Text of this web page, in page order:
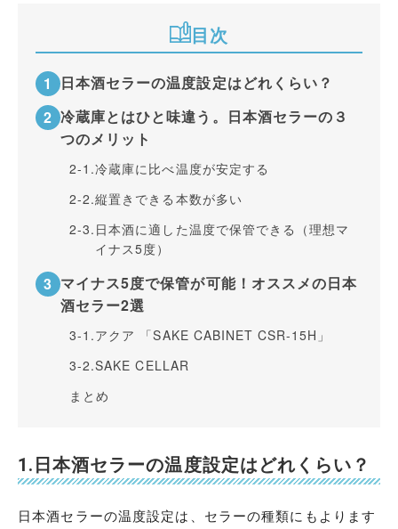
目次
日本酒セラーの温度設定はどれくらい？
冷蔵庫とはひと味違う。日本酒セラーの３
つのメリット
2-1.冷蔵庫に比べ温度が安定する
2-2.縦置きできる本数が多い
2-3. 日本酒に適した温度で保管できる（理想マ
イナス5度）
マイナス5度で保管が可能！オススメの日本
酒セラー2選
3-1.アクア 「SAKE CABINET CSR-15H」
3-2.SAKE CELLAR
まとめ
1.日本酒セラーの温度設定はどれくらい？
日本酒セラーの温度設定は、セラーの種類にもよります